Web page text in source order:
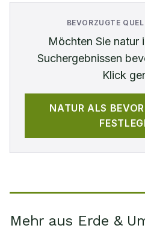
BEVORZUGTE
Möchten Sie natur
Suchergebnissen
Klick
NATUR ALS
Mehr aus Erde &